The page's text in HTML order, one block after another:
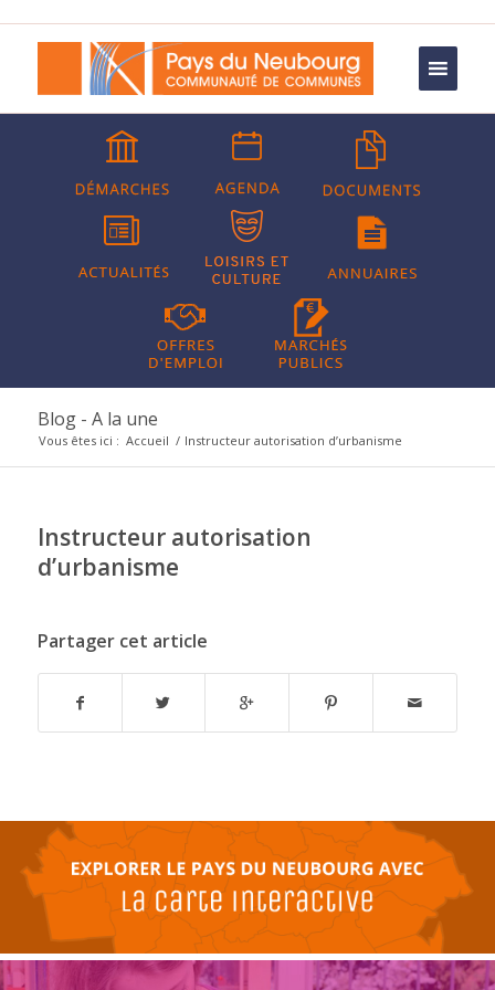
Blog - A la une
Vous êtes ici : Accueil / Instructeur autorisation d’urbanisme
Instructeur autorisation
d’urbanisme
Partager cet article